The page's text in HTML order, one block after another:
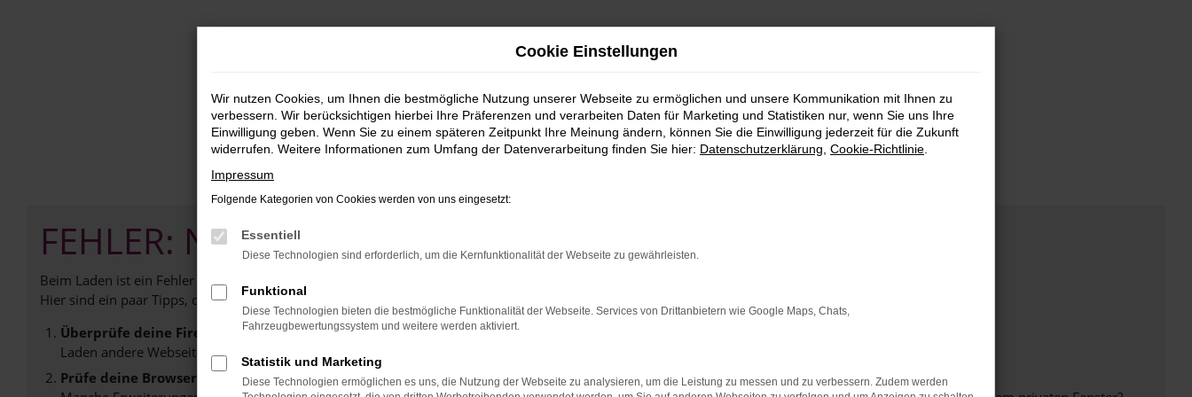
FEHLER: NETWORK ERROR
Beim Laden ist ein Fehler aufgetreten.
Hier sind ein paar Tipps, die dir helfen können:
Überprüfe deine Firewall und deine Internetverbindung.
Laden andere Webseiten, zum Beispiel deine Suchmaschine?
Prüfe deine Browsererweiterungen.
Cookie Einstellungen
Wir nutzen Cookies, um Ihnen die bestmögliche Nutzung unserer Webseite zu ermöglichen und unsere Kommunikation mit Ihnen zu
verbessern. Wir berücksichtigen hierbei Ihre Präferenzen und verarbeiten Daten für Marketing und Statistiken nur, wenn Sie uns Ihre
Einwilligung geben. Wenn Sie zu einem späteren Zeitpunkt Ihre Meinung ändern, können Sie die Einwilligung jederzeit für die Zukunft
widerrufen. Weitere Informationen zum Umfang der Datenverarbeitung finden Sie hier: Datenschutzerklärung Cookie-Richtlinie
Impressum
Folgende Kategorien von Cookies werden von uns eingesetzt:
Essentiell
Diese Technologien sind erforderlich, um die Kernfunktionalität der Webseite zu gewährleisten.
Funktional
Diese Technologien bieten die bestmögliche Funktionalität der Webseite. Services von Drittanbietern wie Google Maps, Chats,
Fahrzeugbewertungssystem und weitere werden aktiviert.
Statistik und Marketing
Diese Technologien ermöglichen es uns, die Nutzung der Webseite zu analysieren, um die Leistung zu messen und zu verbessern. Zudem werden